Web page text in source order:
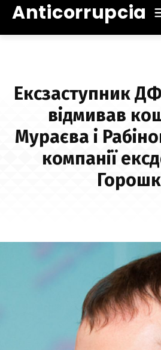
Anticorrupcia
Ексзаступник
відмивав
Мураєва і
компанії